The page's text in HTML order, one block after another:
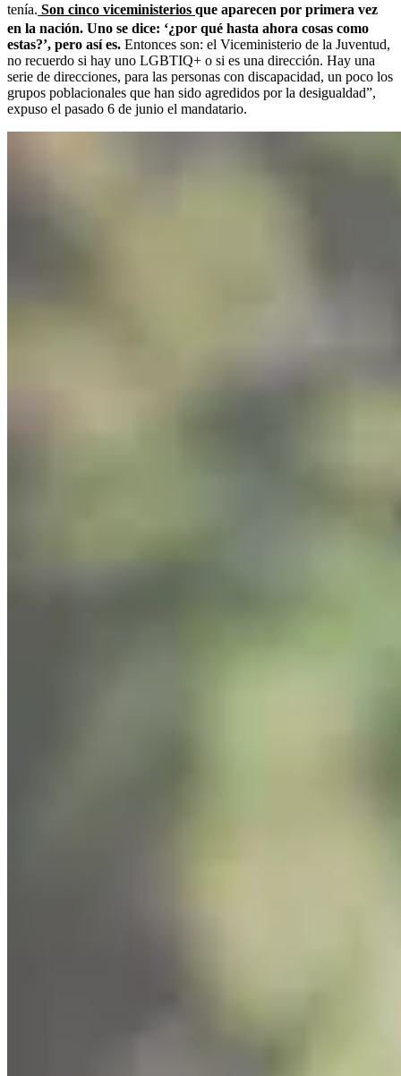
tenía. Son cinco viceministerios que aparecen por primera vez
en la nación. Uno se dice: ‘¿por qué hasta ahora cosas como
estas?’, pero así es. Entonces son: el Viceministerio de la Juventud,
no recuerdo si hay uno LGBTIQ+ o si es una dirección. Hay una
serie de direcciones, para las personas con discapacidad, un poco los
grupos poblacionales que han sido agredidos por la desigualdad”,
expuso el pasado 6 de junio el mandatario.